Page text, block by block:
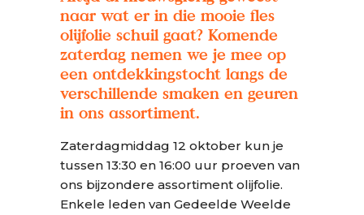
naar wat er in die mooie fles
olijfolie schuil gaat? Komende
zaterdag nemen we je mee op
een ontdekkingstocht langs de
verschillende smaken en geuren
in ons assortiment.
Zaterdagmiddag 12 oktober kun je
tussen 13:30 en 16:00 uur proeven van
ons bijzondere assortiment olijfolie.
Enkele leden van Gedeelde Weelde